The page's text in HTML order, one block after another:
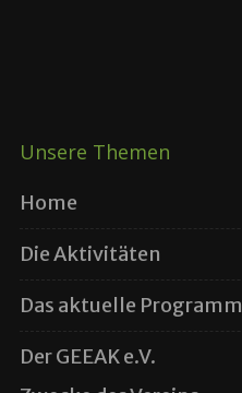
Unsere Themen
Home
Die Aktivitäten
Das aktuelle Programm
Der GEEAK e.V.